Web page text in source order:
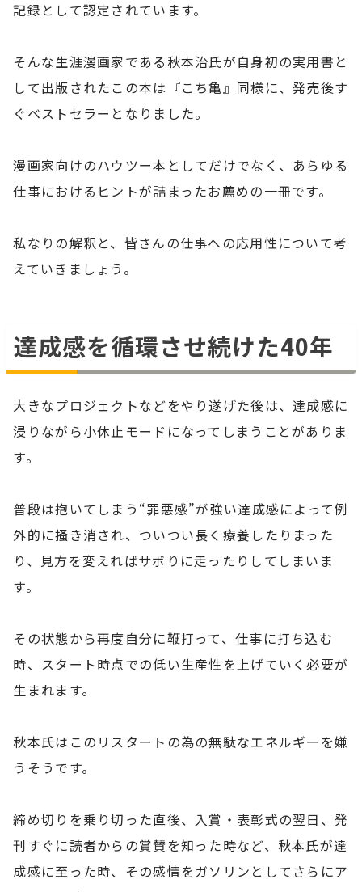
記録として認定されています。
そんな生涯漫画家である秋本治氏が自身初の実用書と
して出版されたこの本は『こち亀』同様に、発売後す
ぐベストセラーとなりました。
漫画家向けのハウツー本としてだけでなく、あらゆる
仕事におけるヒントが詰まったお薦めの一冊です。
私なりの解釈と、皆さんの仕事への応用性について考
えていきましょう。
達成感を循環させ続けた40年
大きなプロジェクトなどをやり遂げた後は、達成感に
浸りながら小休止モードになってしまうことがありま
す。
普段は抱いてしまう“罪悪感”が強い達成感によって例
外的に掻き消され、ついつい長く療養したりまった
り、見方を変えればサボりに走ったりしてしまいま
す。
その状態から再度自分に鞭打って、仕事に打ち込む
時、スタート時点での低い生産性を上げていく必要が
生まれます。
秋本氏はこのリスタートの為の無駄なエネルギーを嫌
うそうです。
締め切りを乗り切った直後、入賞・表彰式の翌日、発
刊すぐに読者からの賞賛を知った時など、秋本氏が達
成感に至った時、その感情をガソリンとしてさらにア